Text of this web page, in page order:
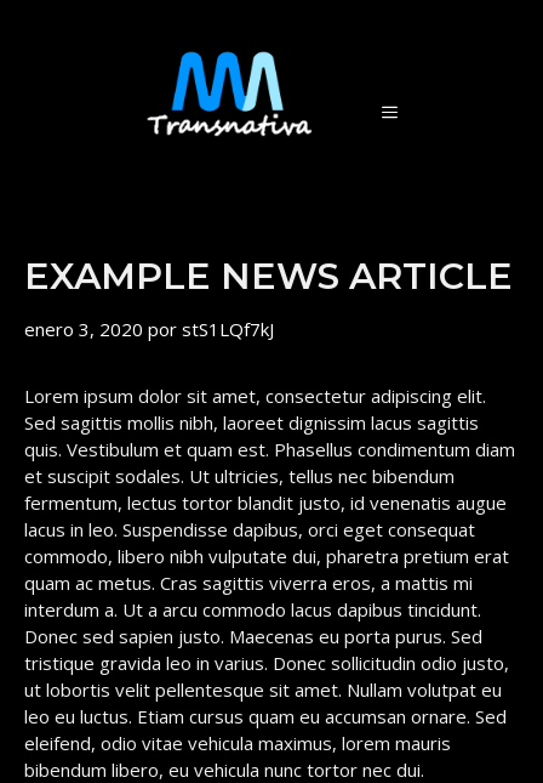
MENÚ
EXAMPLE NEWS ARTICLE
enero 3, 2020 por stS1LQf7kJ
Lorem ipsum dolor sit amet, consectetur adipiscing elit.
Sed sagittis mollis nibh, laoreet dignissim lacus sagittis
quis. Vestibulum et quam est. Phasellus condimentum diam
et suscipit sodales. Ut ultricies, tellus nec bibendum
fermentum, lectus tortor blandit justo, id venenatis augue
lacus in leo. Suspendisse dapibus, orci eget consequat
commodo, libero nibh vulputate dui, pharetra pretium erat
quam ac metus. Cras sagittis viverra eros, a mattis mi
interdum a. Ut a arcu commodo lacus dapibus tincidunt.
Donec sed sapien justo. Maecenas eu porta purus. Sed
tristique gravida leo in varius. Donec sollicitudin odio justo,
ut lobortis velit pellentesque sit amet. Nullam volutpat eu
leo eu luctus. Etiam cursus quam eu accumsan ornare. Sed
eleifend, odio vitae vehicula maximus, lorem mauris
bibendum libero, eu vehicula nunc tortor nec dui.